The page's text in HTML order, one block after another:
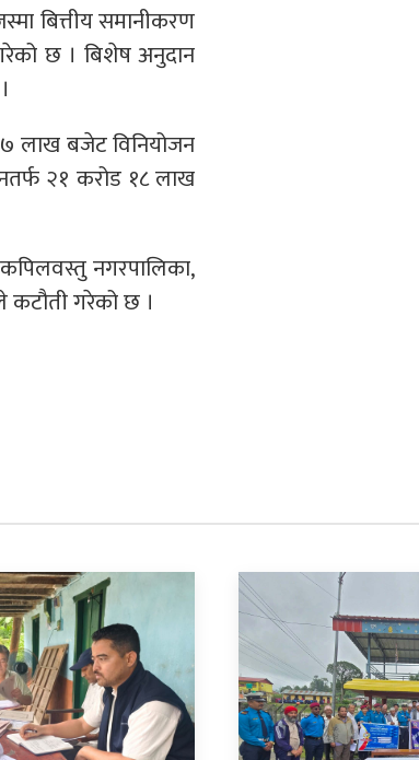
बित्तीय समानीकरण
छ । बिशेष अनुदान
लाख बजेट विनियोजन
२१ करोड १८ लाख
नगरपालिका,
कटौती गरेको छ ।